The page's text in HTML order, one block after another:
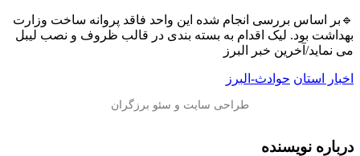
🔹بر اساس بررسی انجام شده این واحد فاقد پروانه ساخت وزارت
بهداشت بود. لیک اقدام به بسته بندی در قالب ظروف و نصب لیبل
می نماید/آخرين خبر البرز
اخبار استان حوادث-البرز
درباره نویسنده